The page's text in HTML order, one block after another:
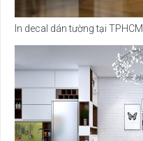
In decal dán tường tại TPHCM